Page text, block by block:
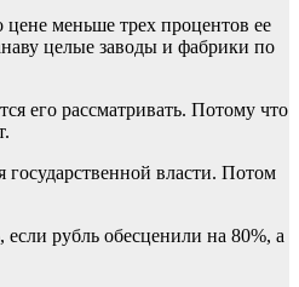
меньше трех процентов ее
целые заводы и фабрики по
его рассматривать. Потому что
власти. Потом
рубль обесценили на 80%, а